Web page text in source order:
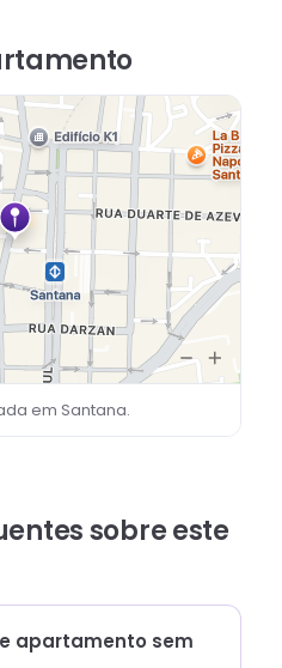
em Santana.
sobre este
apartamento sem